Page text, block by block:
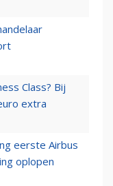
Class? Bij
extra
eerste Airbus
oplopen